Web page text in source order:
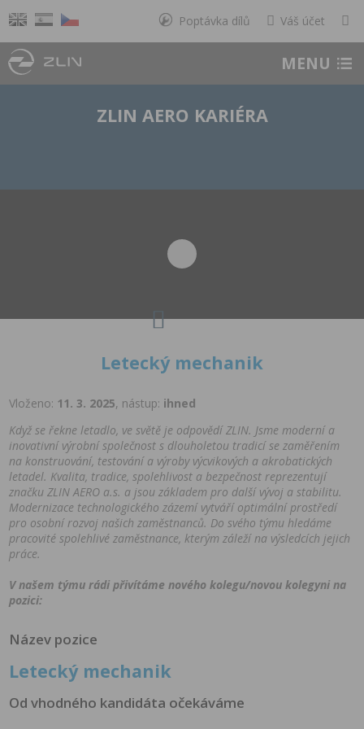
Poptávka dílů Váš účet
MENU
ZLIN AERO KARIÉRA
Letecký mechanik
Vloženo: 11. 3. 2025, nástup: ihned
Když se řekne letadlo, ve světě je odpovědí ZLIN. Jsme moderní a
inovativní výrobní společnost s dlouholetou tradicí se zaměřením
na konstruování, testování a výroby výcvikových a akrobatických
letadel. Kvalita, tradice, spolehlivost a bezpečnost reprezentují
značku ZLIN AERO a.s. a jsou základem pro další vývoj a stabilitu.
Modernizace technologického zázemí vytváří optimální prostředí
pro osobní rozvoj našich zaměstnanců. Do svého týmu hledáme
pracovité spolehlivé zaměstnance, kterým záleží na výsledcích jejich
práce.
V našem týmu rádi přivítáme nového kolegu/novou kolegyni na
pozici:
Název pozice
Letecký mechanik
Od vhodného kandidáta očekáváme